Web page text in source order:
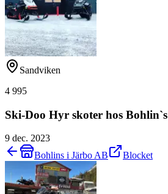
Sandviken
4 995
Ski-Doo Hyr skoter hos Bohlin`s
9 dec. 2023
Bohlins i Järbo AB
Blocket